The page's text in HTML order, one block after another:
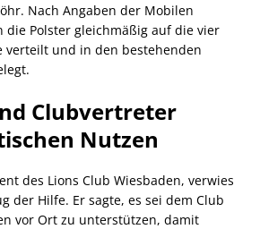
Nach Angaben der Mobilen
die Polster gleichmäßig auf die vier
verteilt und in den bestehenden
Clubvertreter
Nutzen
des Lions Club Wiesbaden, verwies
der Hilfe. Er sagte, es sei dem Club
vor Ort zu unterstützen, damit